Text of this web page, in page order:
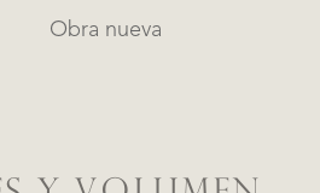
Obra nueva